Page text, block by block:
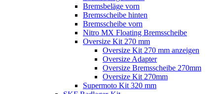
Bremsbeläge vorn
Bremsscheibe hinten
Bremsscheibe vorn
Nitro MX Floating Bremsscheibe
Oversize Kit 270 mm
Oversize Kit 270 mm anzeigen
Oversize Adapter
Oversize Bremsscheibe 270mm
Oversize Kit 270mm
Supermoto Kit 320 mm